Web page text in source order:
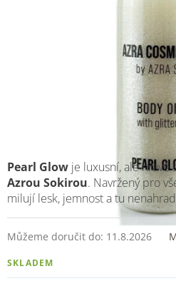
SKLADEM
Můžeme doručit do: 11.8.2026
Pearl Glow je luxusní, ale hravě
Azrou Sokirou. Navržený pro
milují lesk, jemnost a tu